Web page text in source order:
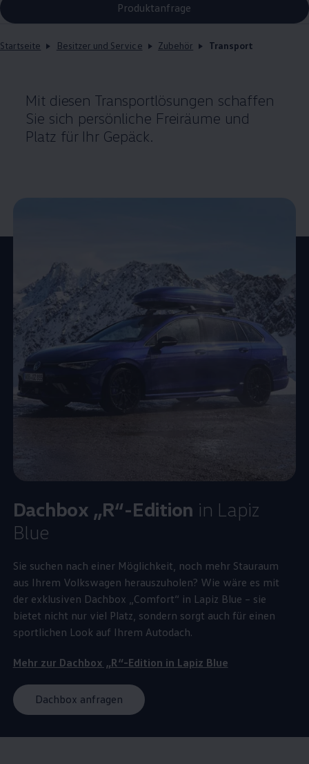
Produktanfrage
Startseite Besitzer und Service Zubehör Transport
Mit diesen Transportlösungen schaffen
Sie sich persönliche Freiräume und
Platz für Ihr Gepäck.
Dachbox „R“-Edition in Lapiz
Blue
Sie suchen nach einer Möglichkeit, noch mehr Stauraum
aus Ihrem Volkswagen herauszuholen? Wie wäre es mit
der exklusiven Dachbox „Comfort“ in Lapiz Blue – sie
bietet nicht nur viel Platz, sondern sorgt auch für einen
sportlichen Look auf Ihrem Autodach.
Mehr zur Dachbox „R“-Edition in Lapiz Blue
Dachbox anfragen